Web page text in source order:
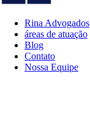
Rina Advogados
áreas de atuação
Blog
Contato
Nossa Equipe